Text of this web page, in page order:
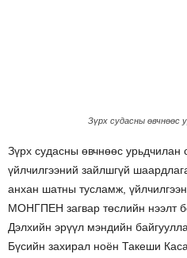
Зүрх судасны өвчнөөс
Зүрх судасны өвчнөөс урьдчилан
үйлчилгээний зайлшгүй
анхан шатны тусламж,
MOНГПЕН загвар төслийн нээлт
Дэлхийн эрүүл мэндийн
Бүсийн захирал ноён Такеши